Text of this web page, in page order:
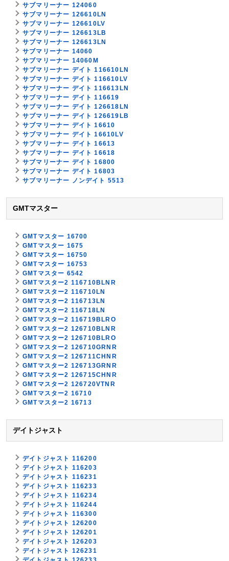
サブマリーナー 124060
サブマリーナー 126610LN
サブマリーナー 126610LV
サブマリーナー 126613LB
サブマリーナー 126613LN
サブマリーナー 14060
サブマリーナー 14060M
サブマリーナー デイト 116610LN
サブマリーナー デイト 116610LV
サブマリーナー デイト 116613LN
サブマリーナー デイト 116619
サブマリーナー デイト 126618LN
サブマリーナー デイト 126619LB
サブマリーナー デイト 16610
サブマリーナー デイト 16610LV
サブマリーナー デイト 16613
サブマリーナー デイト 16618
サブマリーナー デイト 16800
サブマリーナー デイト 16803
サブマリーナー ノンデイト 5513
GMTマスター
GMTマスター 16700
GMTマスター 1675
GMTマスター 16750
GMTマスター 16753
GMTマスター 6542
GMTマスター2 116710BLNR
GMTマスター2 116710LN
GMTマスター2 116713LN
GMTマスター2 116718LN
GMTマスター2 116719BLRO
GMTマスター2 126710BLNR
GMTマスター2 126710BLRO
GMTマスター2 126710GRNR
GMTマスター2 126711CHNR
GMTマスター2 126713GRNR
GMTマスター2 126715CHNR
GMTマスター2 126720VTNR
GMTマスター2 16710
GMTマスター2 16713
デイトジャスト
デイトジャスト 116200
デイトジャスト 116203
デイトジャスト 116231
デイトジャスト 116233
デイトジャスト 116234
デイトジャスト 116244
デイトジャスト 116300
デイトジャスト 126200
デイトジャスト 126201
デイトジャスト 126203
デイトジャスト 126231